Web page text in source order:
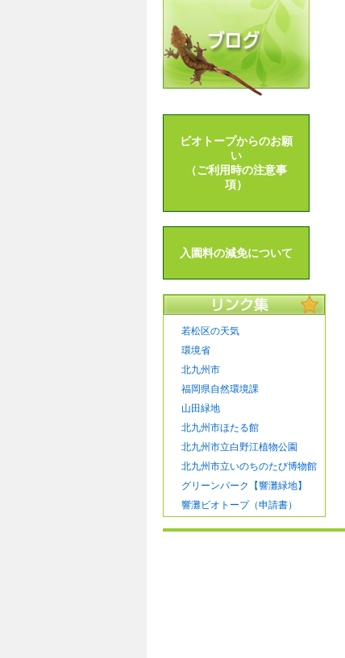
ビオトープからのお願
い
（ご利用時の注意事
項）
入園料の減免について
若松区の天気
環境省
北九州市
福岡県自然環境課
山田緑地
北九州市ほたる館
北九州市立白野江植物公園
北九州市立いのちのたび博物館
グリーンパーク【響灘緑地】
響灘ビオトープ（申請書）